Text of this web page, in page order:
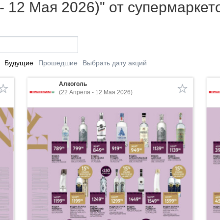
12 Мая 2026)" от
Будущие Прошедшие Выбрать дату акций
Алкоголь
(22 Апреля - 12 Мая 2026)